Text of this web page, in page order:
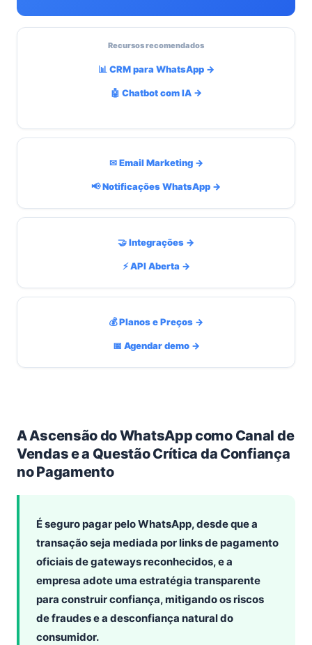
A Ascensão do WhatsApp como Canal de
Vendas e a Questão Crítica da Confiança
no Pagamento
É seguro pagar pelo WhatsApp, desde que a
transação seja mediada por links de pagamento
oficiais de gateways reconhecidos, e a
empresa adote uma estratégia transparente
para construir confiança, mitigando os riscos
de fraudes e a desconfiança natural do
consumidor.
Recursos recomendados
📊 CRM para WhatsApp →
🤖 Chatbot com IA →
✉ Email Marketing →
📢 Notificações WhatsApp →
🤝 Integrações →
⚡ API Aberta →
💰 Planos e Preços →
📅 Agendar demo →